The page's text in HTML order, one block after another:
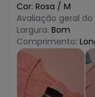
Cor: Rosa / M
Avaliação geral
Largura: Bom
Comprimento: